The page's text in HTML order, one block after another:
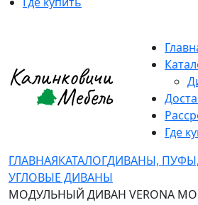
Где
ГЛАВНАЯКАТАЛОГДИВАНЫ,
УГЛОВЫЕ ДИВАНЫ
МОДУЛЬНЫЙ ДИВАН VERONA